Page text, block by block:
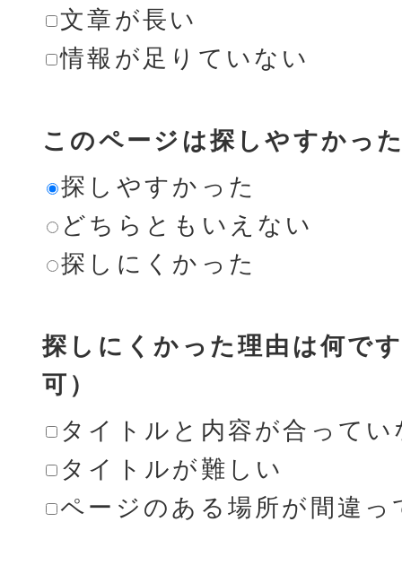
文章が長い
情報が足りていない
このページは探しやすかっ
探しやすかった
どちらともいえない
探しにくかった
探しにくかった理由は何で
可）
タイトルと内容が合ってい
タイトルが難しい
ページのある場所が間違っ